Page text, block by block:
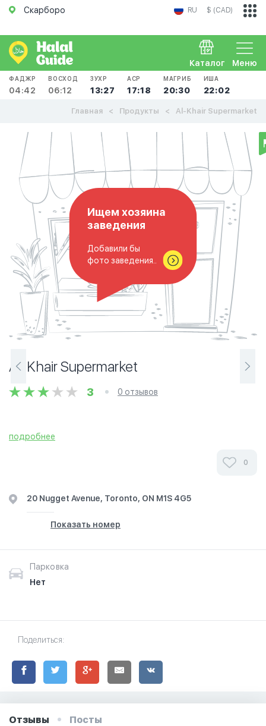
Скарборо RU $ (CAD)
Меню
Каталог
ФАДЖР
04:42
ВОСХОД
06:12
ЗУХР
13:27
АСР
17:18
МАГРИБ
20:30
ИША
22:02
Главная Продукты Al-Khair Supermarket
Ищем хозяина
заведения
Добавили бы
фото заведения..
Al-Khair Supermarket
3 0 отзывов
подробнее
0
20 Nugget Avenue, Toronto, ON M1S 4G5
Показать номер
Парковка
Нет
Поделиться:
Отзывы Посты